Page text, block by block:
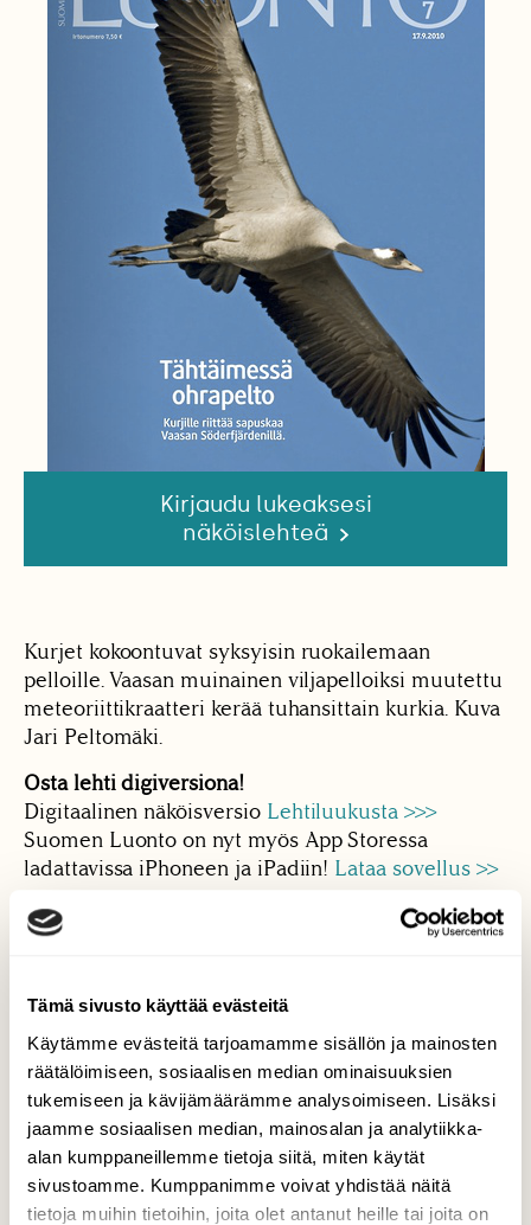
Tämä sivusto käyttää evästeitä
Käytämme evästeitä tarjoamamme sisällön ja mainosten
räätälöimiseen, sosiaalisen median ominaisuuksien
tukemiseen ja kävijämäärämme analysoimiseen. Lisäksi
jaamme sosiaalisen median, mainosalan ja analytiikka-
alan kumppaneillemme tietoja siitä, miten käytät
sivustoamme. Kumppanimme voivat yhdistää näitä
tietoja muihin tietoihin, joita olet antanut heille tai joita on
Kirjaudu lukeaksesi
näköislehteä
Kurjet kokoontuvat syksyisin ruokailemaan
pelloille. Vaasan muinainen viljapelloiksi muutettu
meteoriittikraatteri kerää tuhansittain kurkia. Kuva
Jari Peltomäki.
Osta lehti digiversiona!
Digitaalinen näköisversio Lehtiluukusta >>>
Suomen Luonto on nyt myös App Storessa
ladattavissa iPhoneen ja iPadiin! Lataa sovellus >>
Irtonumero vain 9,50 €! (norm. 12,90 €)